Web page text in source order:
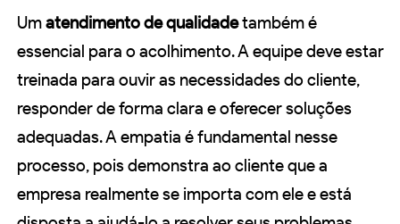
Umatendimento de qualidadetambém é
essencial para o acolhimento. A equipe deve estar
treinada para ouvir as necessidades do cliente,
responder de forma clara e oferecer soluções
adequadas. A empatia é fundamental nesse
processo, pois demonstra ao cliente que a
empresa realmente se importa com ele e está